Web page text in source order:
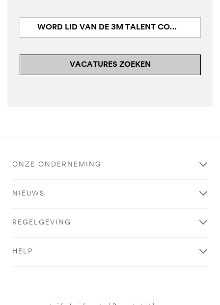
WORD LID VAN DE 3M TALENT COMMUNITY
VACATURES ZOEKEN
ONZE ONDERNEMING
NIEUWS
REGELGEVING
HELP